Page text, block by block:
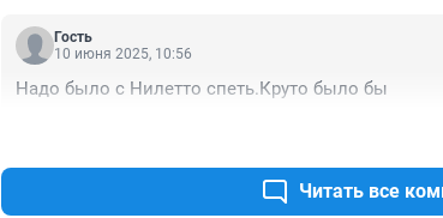
Гость
10 июня 2025, 10:56
Надо было с Нилетто спеть.Круто было бы
Читать все